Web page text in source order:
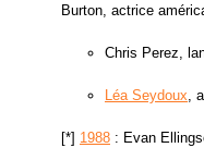
Burton, actrice
Chris Perez,
Léa Seydoux,
[*] 1988 : Evan